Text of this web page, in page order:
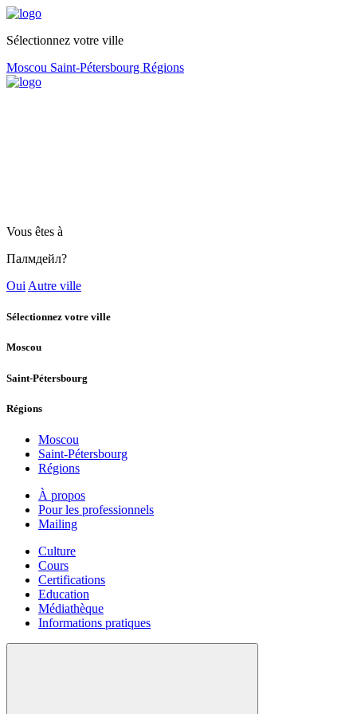
Sélectionnez votre ville
Moscou Saint-Pétersbourg Régions
Vous êtes à
Палмдейл?
Oui Autre ville
Sélectionnez votre ville
Moscou
Saint-Pétersbourg
Régions
Moscou
Saint-Pétersbourg
Régions
À propos
Pour les professionnels
Mailing
Culture
Cours
Certifications
Education
Médiathèque
Informations pratiques